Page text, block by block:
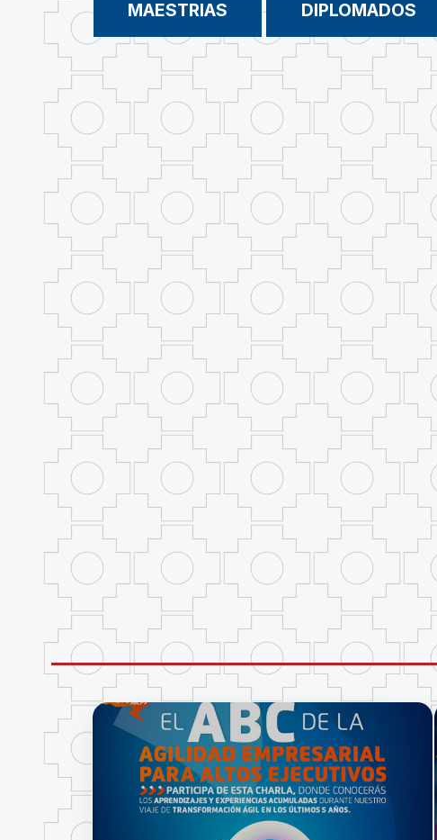
MAESTRIAS DIPLOMADOS